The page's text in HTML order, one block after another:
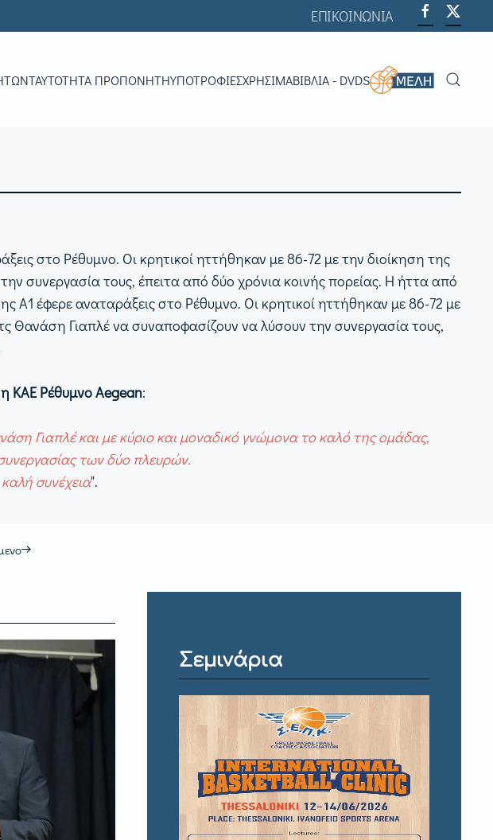
ΕΠΙΚΟΙΝΩΝΙΑ
ΤΑΥΤΌΤΗΤΑ ΠΡΟΠΟΝΗΤΉΥΠΟΤΡΟΦΊΕΣΧΡΗΣΙΜΑΒΙΒΛΊΑ - DVDS
στο Ρέθυμνο. Οι κρητικοί ηττήθηκαν με 86-72 με την διοίκηση της
συνεργασία τους, έπειτα από δύο χρόνια κοινής πορείας. Η ήττα από
Α1 έφερε αναταράξεις στο Ρέθυμνο. Οι κρητικοί ηττήθηκαν με 86-72 με
Θανάση Γιαπλέ να συναποφασίζουν να λύσουν την συνεργασία τους,
ΚΑΕ Ρέθυμνο Aegean:
Γιαπλέ και με κύριο και μοναδικό γνώμονα το καλό της ομάδας,
των δύο πλευρών.
συνέχεια".
Σεμινάρια